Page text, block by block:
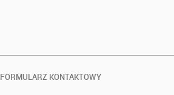
FORMULARZ KONTAKTOWY